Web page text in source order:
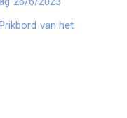
van het